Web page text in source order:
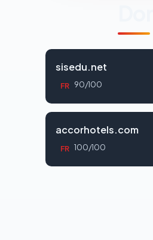
sisedu.net
FR 90/100
accorhotels.com
FR 100/100